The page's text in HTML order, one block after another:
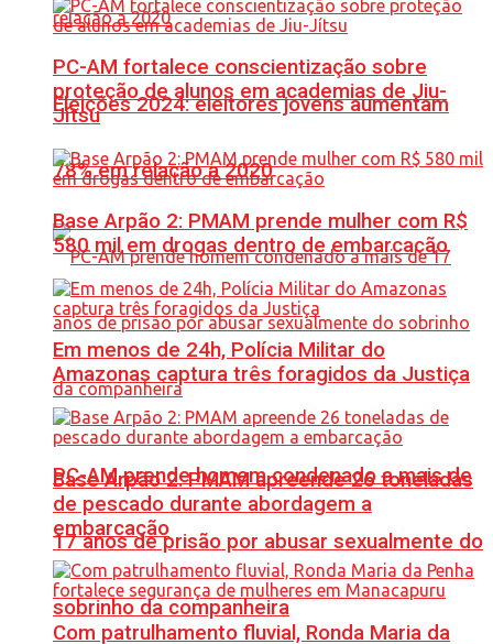
Eleições 2024: eleitores jovens aumentam
78% em relação a 2020
PC-AM prende homem condenado a mais de
17 anos de prisão por abusar sexualmente do
sobrinho da companheira
PC-AM fortalece conscientização sobre
proteção de alunos em academias de Jiu-
Jítsu
Base Arpão 2: PMAM prende mulher com R$
580 mil em drogas dentro de embarcação
Em menos de 24h, Polícia Militar do
Amazonas captura três foragidos da Justiça
Base Arpão 2: PMAM apreende 26 toneladas
de pescado durante abordagem a
embarcação
Com patrulhamento fluvial, Ronda Maria da